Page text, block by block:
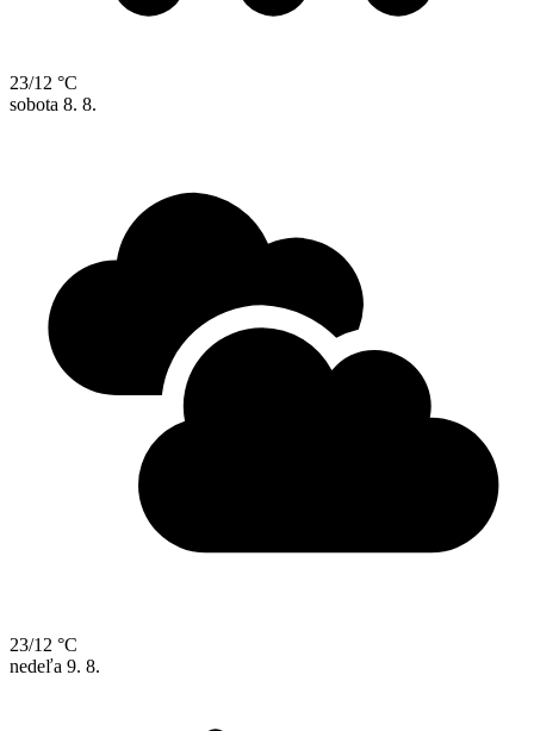
23/12 °C
sobota 8. 8.
23/12 °C
nedeľa 9. 8.